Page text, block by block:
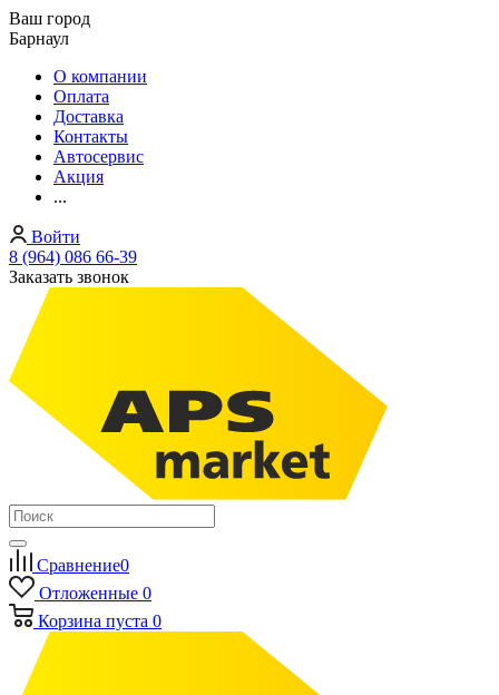
Ваш город
Барнаул
О компании
Оплата
Доставка
Контакты
Автосервис
Акция
...
Войти
8 (964) 086 66-39
Заказать звонок
Сравнение0
Отложенные 0
Корзина пуста 0